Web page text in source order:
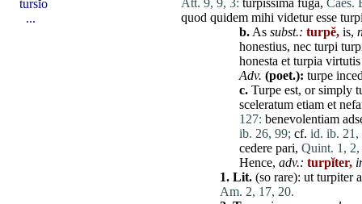
Att. 9, 9, 3: turpissima fuga, Caes.
quod quidem mihi videtur esse
b. As subst.: turpĕ, is,
honestius, nec turpi
honesta et turpia virtutis
Adv. (poet.): turpe
c. Turpe est, or simply
sceleratum etiam et
127: benevolentiam
ib. 26, 99; cf. id. ib. 21,
cedere pari, Quint. 1, 2,
Hence, adv.: turpĭter,
1. Lit. (so rare): ut turpiter
Am. 2, 17, 20.
tursĭo
...